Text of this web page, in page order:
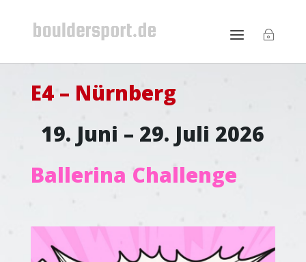
E4 – Nürnberg
19. Juni – 29. Juli 2026
Ballerina Challenge